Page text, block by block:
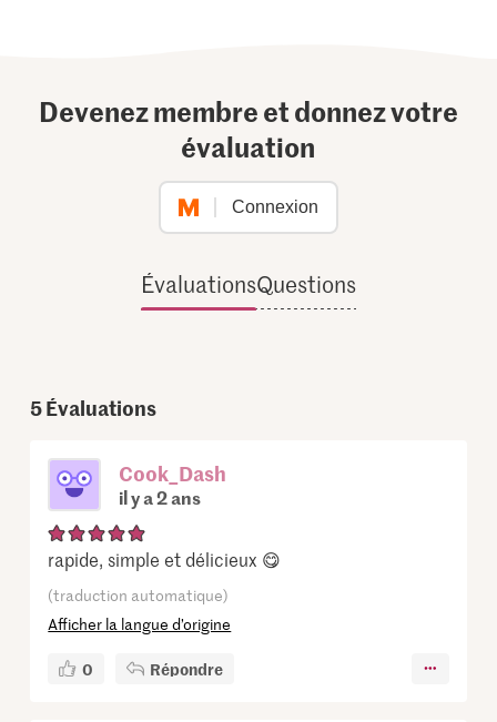
Devenez membre et donnez votre
évaluation
Connexion
ÉvaluationsQuestions
5Évaluations
Cook_Dash
il y a 2 ans
rapide, simple et délicieux 😋
(traduction automatique)
Afficher la langue d’origine
0 Répondre